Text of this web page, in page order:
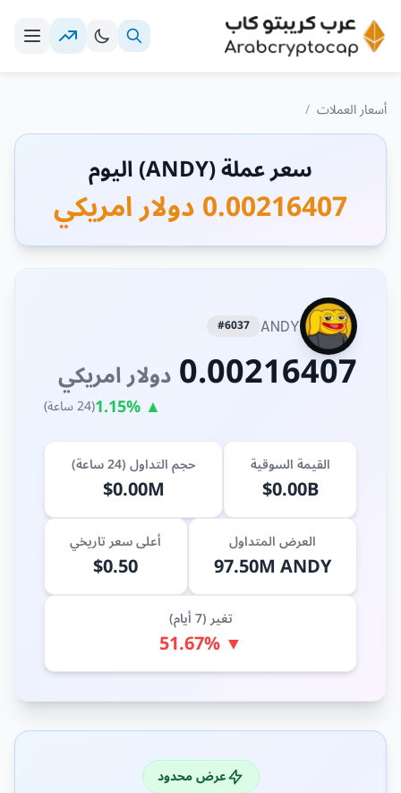
أسعار العملات /
سعر عملة (ANDY) اليوم
0.00216407 دولار امريكي
ANDY
#6037
0.00216407دولار امريكي
▲ 1.15% (24 ساعة)
القيمة السوقية
$0.00B
حجم التداول (24 ساعة)
$0.00M
العرض المتداول
97.50M ANDY
أعلى سعر تاريخي
$0.50
تغير (7 أيام)
▼ 51.67%
عرض محدود